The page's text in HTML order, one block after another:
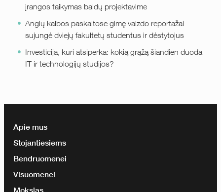
įrangos taikymas baldų projektavime
Anglų kalbos paskaitose gimę vaizdo reportažai
sujungė dviejų fakultetų studentus ir dėstytojus
Investicija, kuri atsiperka: kokią grąžą šiandien duoda
IT ir technologijų studijos?
Apie mus
Stojantiesiems
Bendruomenei
Visuomenei